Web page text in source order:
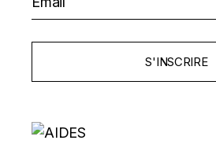
S'INSCRIRE